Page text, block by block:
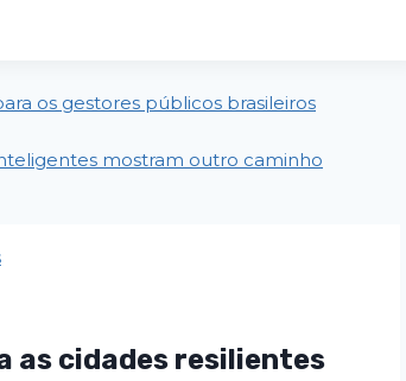
os gestores públicos brasileiros
mostram outro caminho
as cidades resilientes